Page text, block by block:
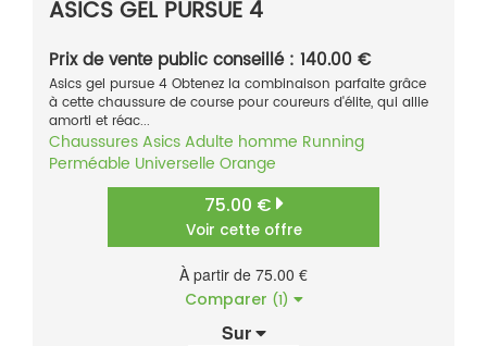
ASICS GEL PURSUE 4
Prix de vente public conseillé : 140.00 €
Asics gel pursue 4 Obtenez la combinaison parfaite grâce
à cette chaussure de course pour coureurs d'élite, qui allie
amorti et réac...
ChaussuresAsicsAdulte homme Running
Perméable Universelle Orange
75.00 €
Voir cette offre
À partir de 75.00 €
Comparer (1)
Sur